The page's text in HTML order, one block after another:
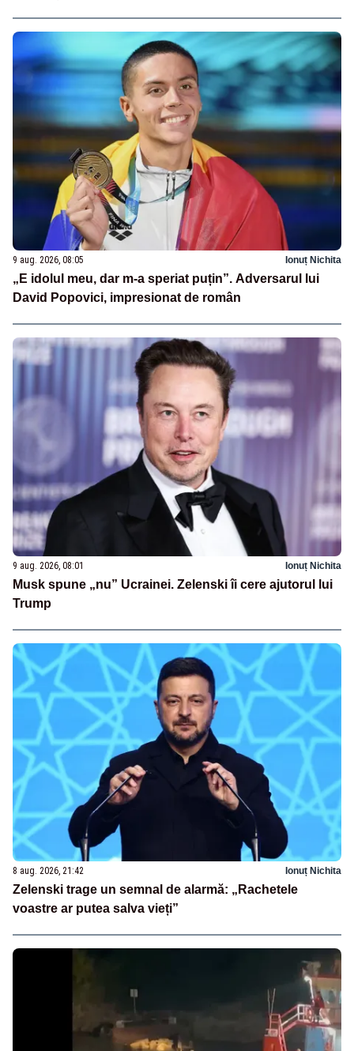
9 aug. 2026, 08:05 Ionuț Nichita
„E idolul meu, dar m-a speriat puțin”. Adversarul lui
David Popovici, impresionat de român
9 aug. 2026, 08:01 Ionuț Nichita
Musk spune „nu” Ucrainei. Zelenski îi cere ajutorul lui
Trump
8 aug. 2026, 21:42 Ionuț Nichita
Zelenski trage un semnal de alarmă: „Rachetele
voastre ar putea salva vieți”